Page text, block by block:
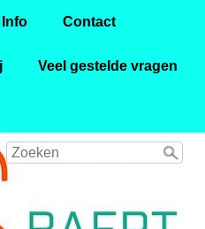
Info Contact
Veel gestelde vragen